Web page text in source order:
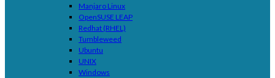
Manjaro Linux
OpenSUSE LEAP
Redhat (RHEL)
Tumbleweed
Ubuntu
UNIX
Windows